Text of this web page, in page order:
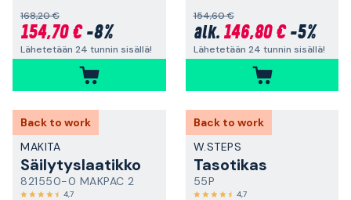
168,20 €
154,70 €-8%
Lähetetään 24 tunnin sisällä!
154,60 €
alk. 146,80 €-5%
Lähetetään 24 tunnin sisällä!
Back to work
MAKITA
Säilytyslaatikko
821550-0 MAKPAC 2
4,7
Back to work
W.STEPS
Tasotikas
55P
4,7